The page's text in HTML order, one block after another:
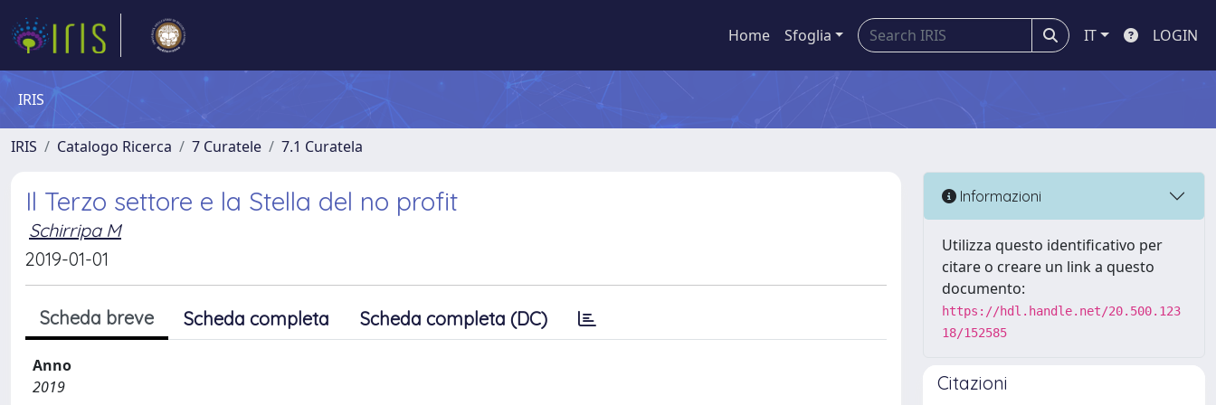
Home Sfoglia IT LOGIN
IRIS
IRIS Catalogo Ricerca 7 Curatele 7.1 Curatela
Il Terzo settore e la Stella del no profit
Schirripa M
2019-01-01
Scheda breve Scheda completa Scheda completa (DC)
Anno
2019
Informazioni
Utilizza questo identificativo per
citare o creare un link a questo
documento:
https://hdl.handle.net/20.500.123
18/152585
Citazioni